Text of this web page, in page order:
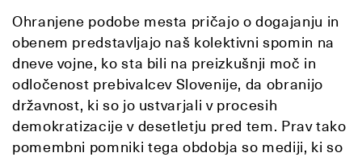
Ohranjene podobe mesta pričajo o dogajanju in
obenem predstavljajo naš kolektivni spomin na
dneve vojne, ko sta bili na preizkušnji moč in
odločenost prebivalcev Slovenije, da obranijo
državnost, ki so jo ustvarjali v procesih
demokratizacije v desetletju pred tem. Prav tako
pomembni pomniki tega obdobja so mediji, ki so